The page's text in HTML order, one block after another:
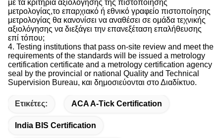
με τα κριτήρια αξιολόγησης της πιστοποίησης
μετρολογίας,το επαρχιακό ή εθνικό γραφείο πιστοποίησης
μετρολογίας θα κανονίσει να αναθέσει σε ομάδα τεχνικής
αξιολόγησης να διεξάγει την επανεξέταση επαλήθευσης
επί τόπου;
4. Testing institutions that pass on-site review and meet the
requirements of the standards will be issued a metrology
certification certificate and a metrology certification agency
seal by the provincial or national Quality and Technical
Supervision Bureau, και δημοσιεύονται στο Διαδίκτυο.
Ετικέτες: ACA A-Tick Certification
India BIS Certification